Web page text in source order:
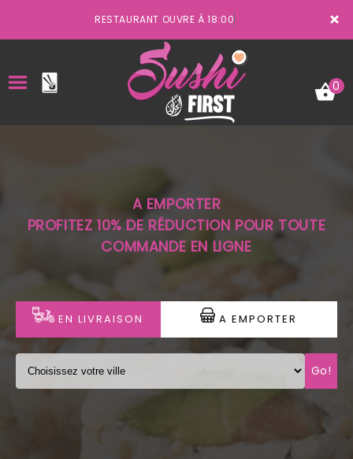
×
RESTAURANT OUVRE À 18:00
LA CARTE
VOTRE COMPTE
NOTRE RESTAURANT
VOS AVIS
MENTIONS LÉGALES
C.G.V
0
A EMPORTER
PROFITEZ 10% DE RÉDUCTION POUR TOUTE
COMMANDE EN LIGNE
EN LIVRAISON A EMPORTER
Go!